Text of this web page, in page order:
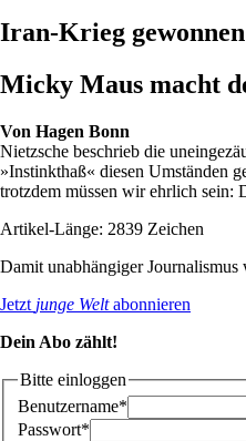
Iran-Krieg gewonnen
Micky Maus macht
Von Hagen Bonn
Nietzsche beschrieb die
»Instinkthaß« diesen Umständen
trotzdem müssen wir ehrlich sein:
Artikel-Länge: 2839 Zeichen
Damit unabhängiger
Jetzt junge Weltabonnieren
Dein Abo zählt!
Bitte einloggen
Benutzername*
Passwort*